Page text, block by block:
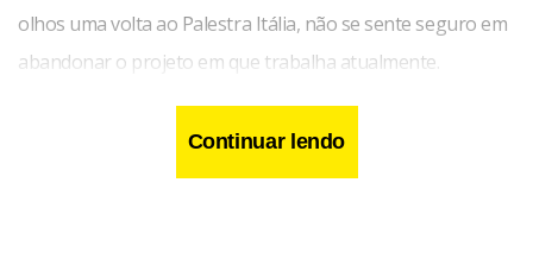
olhos uma volta ao Palestra Itália, não se sente seguro em
abandonar o projeto em que trabalha atualmente.
Continuar lendo